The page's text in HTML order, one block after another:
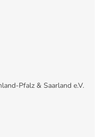
Pfalz & Saarland e.V.